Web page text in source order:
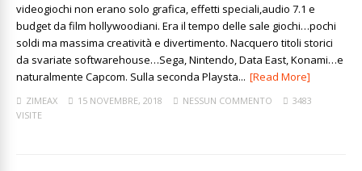
videogiochi non erano solo grafica, effetti speciali,audio 7.1 e
budget da film hollywoodiani. Era il tempo delle sale giochi…pochi
soldi ma massima creatività e divertimento. Nacquero titoli storici
da svariate softwarehouse…Sega, Nintendo, Data East, Konami…e
naturalmente Capcom. Sulla seconda Playsta... [Read More]
ZIMEAX 15 NOVEMBRE, 2018 NESSUN COMMENTO
3483
VISITE